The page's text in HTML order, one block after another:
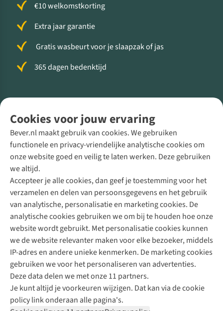
Cookies voor jouw ervaring
Bever.nl maakt gebruik van cookies. We gebruiken
functionele en privacy-vriendelijke analytische cookies om
onze website goed en veilig te laten werken. Deze gebruiken
we altijd.
Accepteer je alle cookies, dan geef je toestemming voor het
verzamelen en delen van persoonsgegevens en het gebruik
van analytische, personalisatie en marketing cookies. De
analytische cookies gebruiken we om bij te houden hoe onze
website wordt gebruikt. Met personalisatie cookies kunnen
we de website relevanter maken voor elke bezoeker, middels
IP-adres en andere unieke kenmerken. De marketing cookies
gebruiken we voor het personaliseren van advertenties.
Deze data delen we met onze 11 partners.
Je kunt altijd je voorkeuren wijzigen. Dat kan via de cookie
policy link onderaan alle pagina's.
€10 welkomstkorting
Extra jaar garantie
Gratis wasbeurt voor je slaapzak of jas
365 dagen bedenktijd
Direct advies van een Buitenexpert
+31 (0)85 888 50 88
+31 6 12 28 49 80
Contactformulier